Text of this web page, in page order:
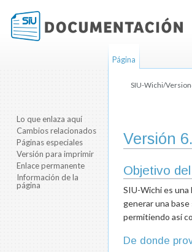
SIU-Wichi/
Versión
Objetivo
SIU-Wichi es
generar una
permitiendo así
De donde
Página
Lo que enlaza aquí
Cambios relacionados
Páginas especiales
Versión para imprimir
Enlace permanente
Información de la
página